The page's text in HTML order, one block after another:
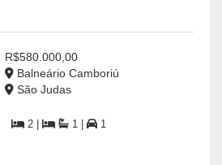
R$580.000,00
Balneário Camboriú
São Judas
2 | 1 | 1